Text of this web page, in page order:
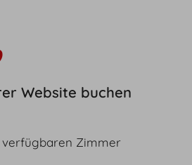
Website buchen
verfügbaren Zimmer